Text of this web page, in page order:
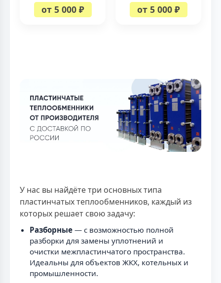
от 5 000 ₽ от 5 000 ₽
У нас вы найдёте три основных типа
пластинчатых теплообменников, каждый из
которых решает свою задачу:
Разборные — с возможностью полной
разборки для замены уплотнений и
очистки межпластинчатого пространства.
Идеальны для объектов ЖКХ, котельных и
промышленности.